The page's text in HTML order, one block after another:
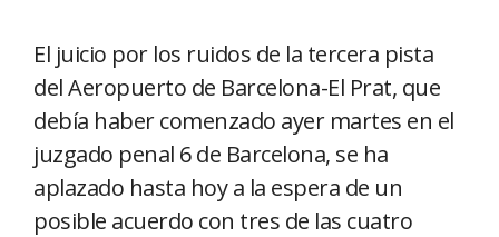
El juicio por los ruidos de la tercera pista
del Aeropuerto de Barcelona-El Prat, que
debía haber comenzado ayer martes en el
juzgado penal 6 de Barcelona, se ha
aplazado hasta hoy a la espera de un
posible acuerdo con tres de las cuatro